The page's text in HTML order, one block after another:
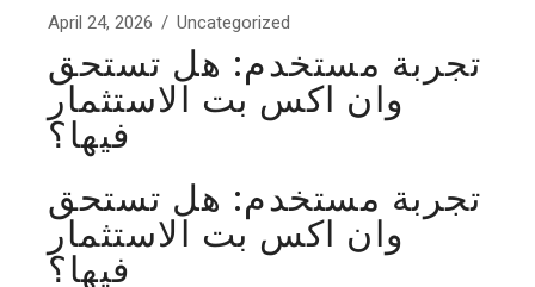
April 24, 2026 Uncategorized
تجربة مستخدم: هل تستحق
وان اكس بت الاستثمار
فيها؟
تجربة مستخدم: هل تستحق
وان اكس بت الاستثمار
فيها؟